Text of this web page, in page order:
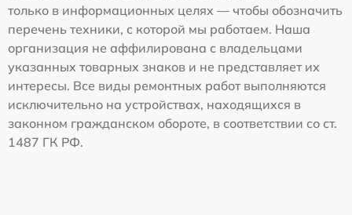
только в информационных целях — чтобы обозначить
перечень техники, с которой мы работаем. Наша
организация не аффилирована с владельцами
указанных товарных знаков и не представляет их
интересы. Все виды ремонтных работ выполняются
исключительно на устройствах, находящихся в
законном гражданском обороте, в соответствии со ст.
1487 ГК РФ.